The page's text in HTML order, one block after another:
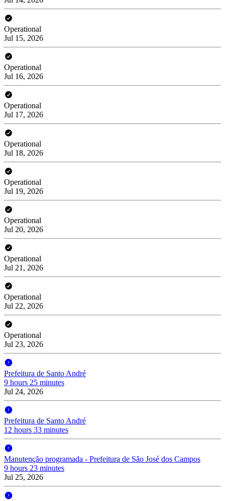
Operational
Jul 15, 2026
Operational
Jul 16, 2026
Operational
Jul 17, 2026
Operational
Jul 18, 2026
Operational
Jul 19, 2026
Operational
Jul 20, 2026
Operational
Jul 21, 2026
Operational
Jul 22, 2026
Operational
Jul 23, 2026
Prefeitura de Santo André
9 hours 25 minutes
Jul 24, 2026
Prefeitura de Santo André
12 hours 33 minutes
Manutenção programada - Prefeitura de São José dos Campos
9 hours 23 minutes
Jul 25, 2026